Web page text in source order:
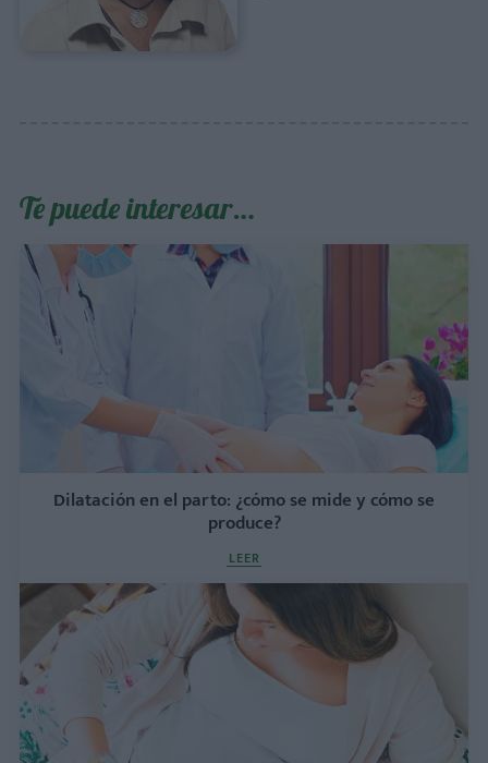
Te puede interesar…
Dilatación en el parto: ¿cómo se mide y cómo se
produce?
LEER